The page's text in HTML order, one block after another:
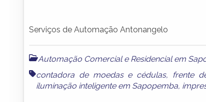
Serviços de Automação Antonangelo
Automação Comercial e Residencial em
contadora de moedas e cédulas, frente
iluminação inteligente em Sapopemba,